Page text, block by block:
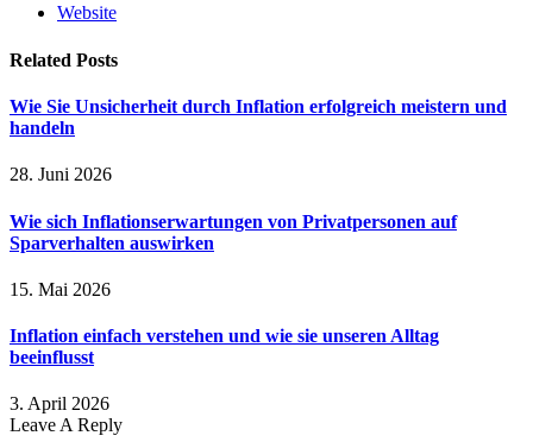
Website
Related Posts
Wie Sie Unsicherheit durch Inflation erfolgreich meistern und
handeln
28. Juni 2026
Wie sich Inflationserwartungen von Privatpersonen auf
Sparverhalten auswirken
15. Mai 2026
Inflation einfach verstehen und wie sie unseren Alltag
beeinflusst
3. April 2026
Leave A Reply